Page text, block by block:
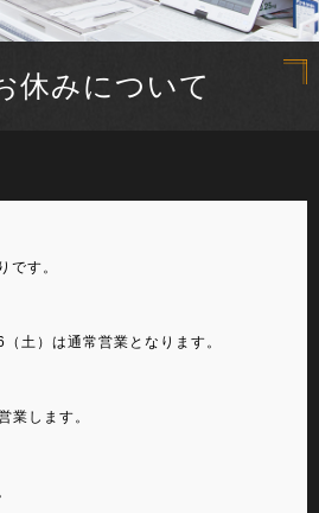
休みについて
です。
土）は通常営業となります。
業します。